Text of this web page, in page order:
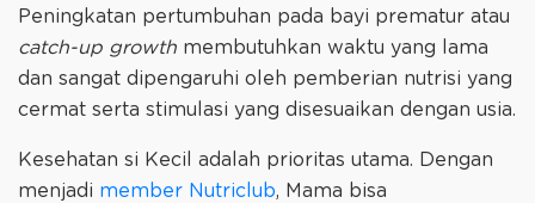
Peningkatan pertumbuhan pada bayi prematur atau
catch-up growth membutuhkan waktu yang lama
dan sangat dipengaruhi oleh pemberian nutrisi yang
cermat serta stimulasi yang disesuaikan dengan usia.
Kesehatan si Kecil adalah prioritas utama. Dengan
menjadi member Nutriclub, Mama bisa